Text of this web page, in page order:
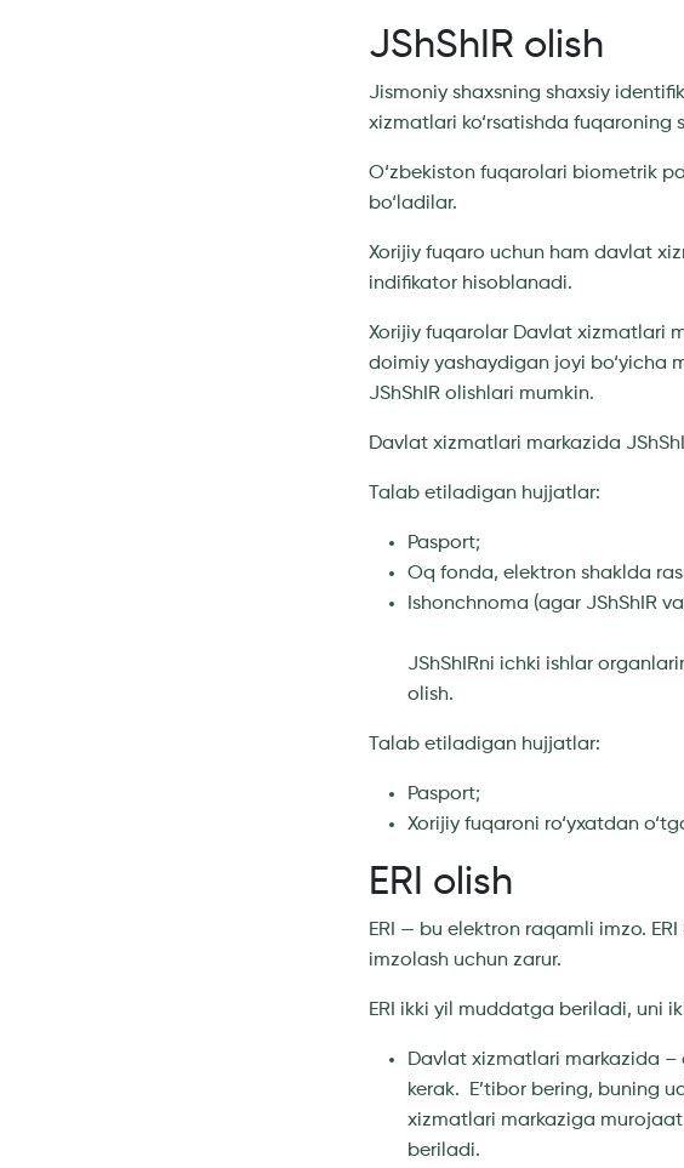
JShShIR olish
Jismoniy shaxsning shaxsiy
xizmatlari ko‘rsatishda fuqaroning
O‘zbekiston fuqarolari biometrik
bo‘ladilar.
Xorijiy fuqaro uchun ham davlat
indifikator hisoblanadi.
Xorijiy fuqarolar Davlat xizmatlari
doimiy yashaydigan joyi bo‘yicha
JShShIR olishlari mumkin.
Davlat xizmatlari markazida
Talab etiladigan hujjatlar:
Pasport;
Oq fonda, elektron shaklda
Ishonchnoma (agar JShShIR
JShShIRni ichki ishlar
olish.
Talab etiladigan hujjatlar:
Pasport;
Xorijiy fuqaroni ro‘yxatdan
ERI olish
ERI — bu elektron raqamli imzo.
imzolash uchun zarur.
ERI ikki yil muddatga beriladi, uni
Davlat xizmatlari markazida –
kerak. E’tibor bering, buning
xizmatlari markaziga
beriladi.